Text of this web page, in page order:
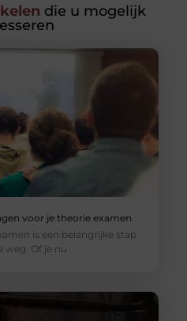
die u mogelijk
voor je theorie examen
is een belangrijke stap
weg. Of je nu